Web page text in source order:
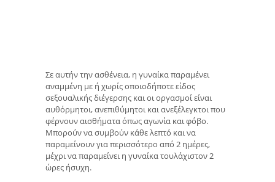
Σε αυτήν την ασθένεια, η γυναίκα παραμένει
αναμμένη με ή χωρίς οποιοδήποτε είδος
σεξουαλικής διέγερσης και οι οργασμοί είναι
αυθόρμητοι, ανεπιθύμητοι και ανεξέλεγκτοι που
φέρνουν αισθήματα όπως αγωνία και φόβο.
Μπορούν να συμβούν κάθε λεπτό και να
παραμείνουν για περισσότερο από 2 ημέρες,
μέχρι να παραμείνει η γυναίκα τουλάχιστον 2
ώρες ήσυχη.